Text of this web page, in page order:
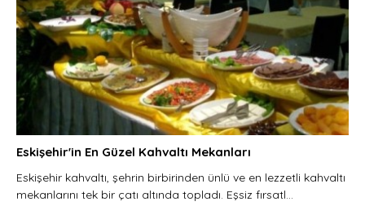
Eskişehir'in En Güzel Kahvaltı Mekanları
Eskişehir kahvaltı, şehrin birbirinden ünlü ve en lezzetli kahvaltı
mekanlarını tek bir çatı altında topladı. Eşsiz fırsatl...